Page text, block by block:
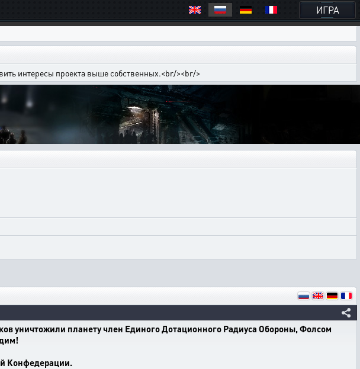
ИГРА
интересы проекта выше собственных.<br/><br/>
уничтожили планету член Единого Дотационного Радиуса Обороны, Фолсом
Конфедерации.